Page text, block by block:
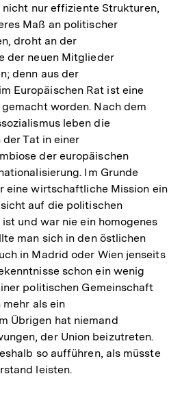
nicht nur effiziente Strukturen,
Maß an politischer
droht an der
der neuen Mitglieder
denn aus der
Europäischen Rat ist eine
worden. Nach dem
leben die
Tat in einer
der europäischen
Im Grunde
eine wirtschaftliche Mission ein
auf die politischen
und war nie ein homogenes
man sich in den östlichen
in Madrid oder Wien jenseits
schon ein wenig
politischen Gemeinschaft
als ein
Übrigen hat niemand
der Union beizutreten.
so aufführen, als müsste
leisten.